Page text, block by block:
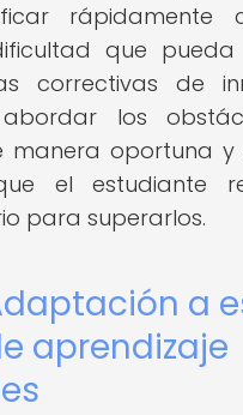
rápidamente
que
correctivas de
los
manera oportuna y
el estudiante
para superarlos.
a
aprendizaje